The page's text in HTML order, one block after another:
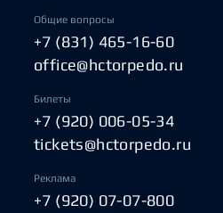
Общие вопросы
+7 (831) 465-16-60
office@hctorpedo.ru
Билеты
+7 (920) 006-05-34
tickets@hctorpedo.ru
Реклама
+7 (920) 07-07-800